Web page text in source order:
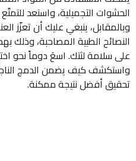
التجميلية، واستعد للتمتّع
ينبغي عليك أن تعزّز
الطبية المصاحبة، وذلك
سلامة لثتك. اسعَ دوماً نحو اختيار
كيف يضمن الدمج الناجح بين
أفضل نتيجة ممكنة.